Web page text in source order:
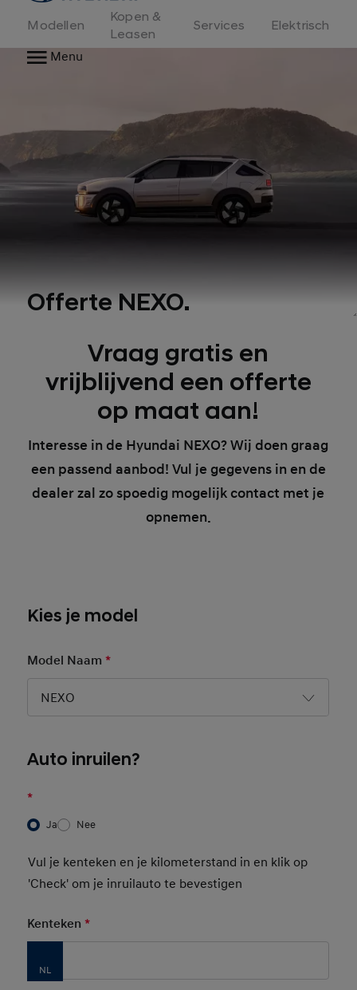
Modellen
Kopen &
Leasen
Services
Elektrisch
Menu
Offerte NEXO.
Vraag gratis en
vrijblijvend een offerte
op maat aan!
Interesse in de Hyundai NEXO? Wij doen graag
een passend aanbod! Vul je gegevens in en de
dealer zal zo spoedig mogelijk contact met je
opnemen.
Kies je model
Model Naam*
NEXO
Auto inruilen?
*
Ja Nee
Vul je kenteken en je kilometerstand in en klik op
'Check' om je inruilauto te bevestigen
Kenteken*